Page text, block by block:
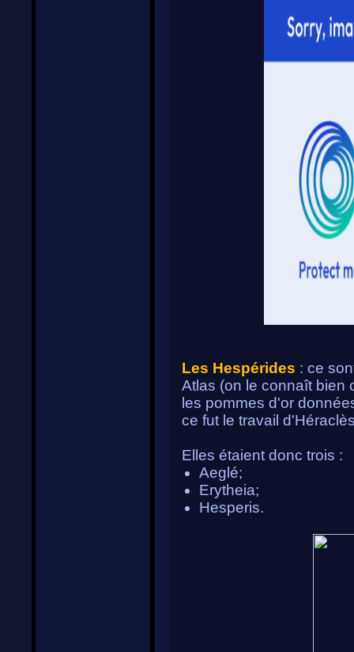
Les Hespérides : ce
Atlas (on le connaît bien
les pommes d'or
ce fut le travail
Elles étaient donc trois :
Aeglé;
Erytheia;
Hesperis.